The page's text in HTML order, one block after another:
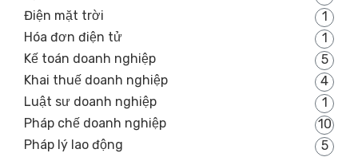
Điện mặt trời
1
Hóa đơn điện tử
1
Kế toán doanh nghiệp
5
Khai thuế doanh nghiệp
4
Luật sư doanh nghiệp
1
Pháp chế doanh nghiệp
10
Pháp lý lao động
5